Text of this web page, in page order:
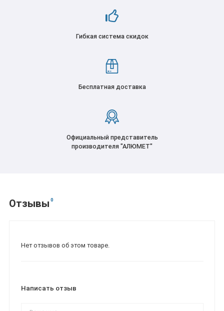
Гибкая система скидок
Бесплатная доставка
Официальный представитель
производителя "АЛЮМЕТ"
Отзывы 0
Нет отзывов об этом товаре.
Написать отзыв